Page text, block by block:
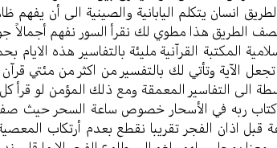
انسان يتكلم اليابانية والصينية الى أن يفهم
الطريق هذا مطوي لك نقرأ السور نفهم أجمالاً جو
المكتبة القرآنية مليئة بالتفاسير هذه الايام
الآية وتأتي لك بالتفسير من اكثر من مئتي
الى التفاسير المعمقة ومع ذلك المؤمن لو قرأ كل
كتاب ربه في الأسحار خصوص ساعة السحر حيث
اذان الفجر تقريبا نقطع بعدم أرتكاب